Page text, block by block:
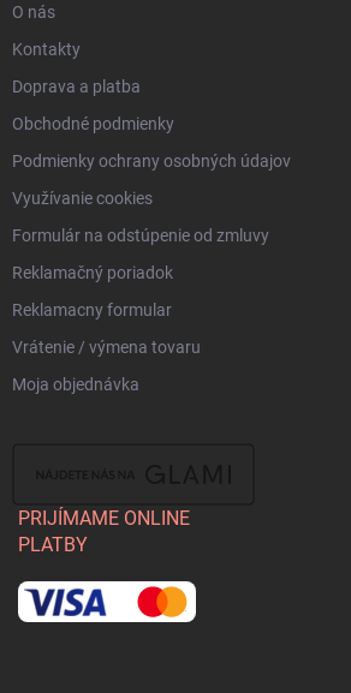
O nás
Kontakty
Doprava a platba
Obchodné podmienky
Podmienky ochrany osobných údajov
Využívanie cookies
Formulár na odstúpenie od zmluvy
Reklamačný poriadok
Reklamacny formular
Vrátenie / výmena tovaru
Moja objednávka
PRIJÍMAME ONLINE
PLATBY